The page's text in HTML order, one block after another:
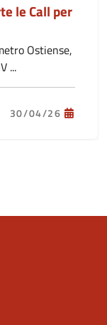
le Call per
Ostiense,
...
30/04/26